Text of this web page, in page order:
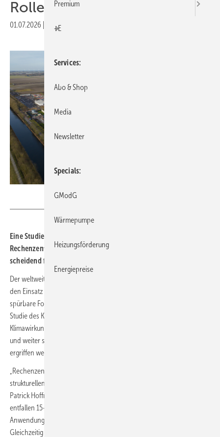
Rolle für „Green AI“
01.07.2026 Druckvorschau
Eine Studie zeigt: KI treibt Energie­ver­brauch und Emis­sio­nen von
Rechen­zent­ren mehr als an­ge­nom­men. Euro­pas Strom­mix ist ent­
schei­dend für „Green AI“.
Der weltweite Ausbau von Rechenzentren beschleunigt sich durch
den Einsatz Künstlicher Intelligenz (KI) deutlich. Diese Entwicklung hat
spürbare Folgen für Energieverbrauch und Emissionen. Eine neue
Studie des Kreditversicherers Allianz Trade zeigt, dass die
Klimawirkung der digitalen Infrastruktur bislang unterschätzt wurde
und weiter stark steigen dürfte – wenn keine geeigneten Maßnahmen
ergriffen werden.
„Rechenzentren entwickeln sich von einer Randgröße zu einem
strukturellen Treiber der Stromnachfrage in vielen Regionen“, sagt
Patrick Hoffmann, Senior Klimaökonom bei der Allianz. Bereits heute
entfallen 15–20 % des Stromverbrauchs von Rechenzentren auf KI-
Anwendungen; bis 2030 könnte der Anteil auf rund 40 % steigen.
Gleichzeitig beliefen sich die globalen Investitionen 2025 auf
Premium
+E
Services
Abo & Shop
Media
Newsletter
Specials
GModG
Wärmepumpe
Heizungsförderung
Energiepreise